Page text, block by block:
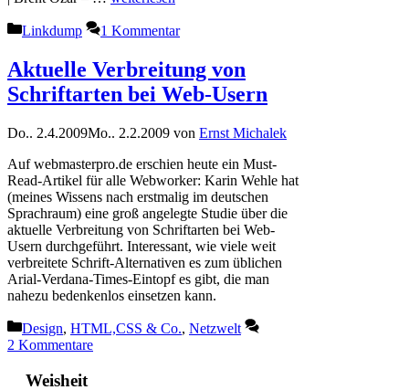
Kategorien
Linkdump 1 Kommentar
Aktuelle Verbreitung von
Schriftarten bei Web-Usern
Do.. 2.4.2009Mo.. 2.2.2009 von Ernst Michalek
Auf webmasterpro.de erschien heute ein Must-
Read-Artikel für alle Webworker: Karin Wehle hat
(meines Wissens nach erstmalig im deutschen
Sprachraum) eine groß angelegte Studie über die
aktuelle Verbreitung von Schriftarten bei Web-
Usern durchgeführt. Interessant, wie viele weit
verbreitete Schrift-Alternativen es zum üblichen
Arial-Verdana-Times-Eintopf es gibt, die man
nahezu bedenkenlos einsetzen kann.
Kategorien
Design, HTML,CSS & Co., Netzwelt
2 Kommentare
Weisheit